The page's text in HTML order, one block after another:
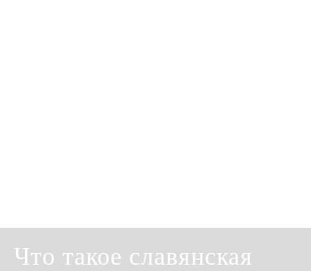
Что такое славянская